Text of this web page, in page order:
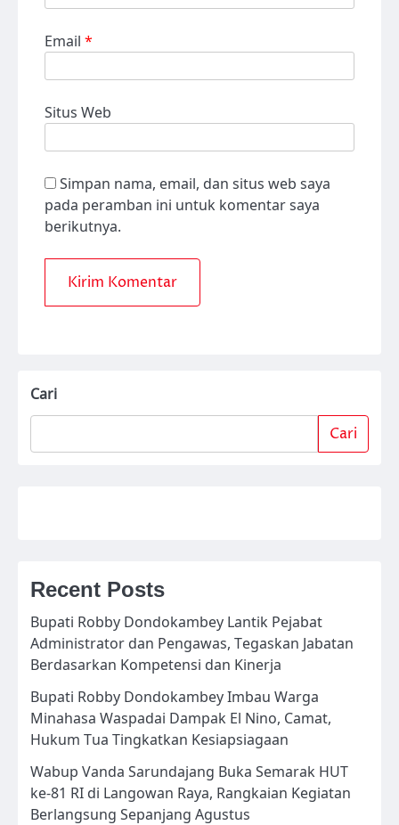
Email *
Situs Web
Simpan nama, email, dan situs web saya
pada peramban ini untuk komentar saya
berikutnya.
Cari
Cari
Recent Posts
Bupati Robby Dondokambey Lantik Pejabat
Administrator dan Pengawas, Tegaskan Jabatan
Berdasarkan Kompetensi dan Kinerja
Bupati Robby Dondokambey Imbau Warga
Minahasa Waspadai Dampak El Nino, Camat,
Hukum Tua Tingkatkan Kesiapsiagaan
Wabup Vanda Sarundajang Buka Semarak HUT
ke-81 RI di Langowan Raya, Rangkaian Kegiatan
Berlangsung Sepanjang Agustus